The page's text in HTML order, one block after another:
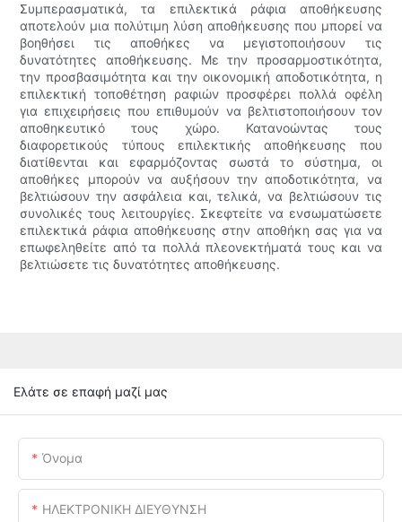
Συμπερασματικά, τα επιλεκτικά ράφια αποθήκευσης
αποτελούν μια πολύτιμη λύση αποθήκευσης που μπορεί να
βοηθήσει τις αποθήκες να μεγιστοποιήσουν τις
δυνατότητες αποθήκευσης. Με την προσαρμοστικότητα,
την προσβασιμότητα και την οικονομική αποδοτικότητα, η
επιλεκτική τοποθέτηση ραφιών προσφέρει πολλά οφέλη
για επιχειρήσεις που επιθυμούν να βελτιστοποιήσουν τον
αποθηκευτικό τους χώρο. Κατανοώντας τους
διαφορετικούς τύπους επιλεκτικής αποθήκευσης που
διατίθενται και εφαρμόζοντας σωστά το σύστημα, οι
αποθήκες μπορούν να αυξήσουν την αποδοτικότητα, να
βελτιώσουν την ασφάλεια και, τελικά, να βελτιώσουν τις
συνολικές τους λειτουργίες. Σκεφτείτε να ενσωματώσετε
επιλεκτικά ράφια αποθήκευσης στην αποθήκη σας για να
επωφεληθείτε από τα πολλά πλεονεκτήματά τους και να
βελτιώσετε τις δυνατότητες αποθήκευσης.
Ελάτε σε επαφή μαζί μας
Όνομα
ΗΛΕΚΤΡΟΝΙΚΗ ΔΙΕΥΘΥΝΣΗ